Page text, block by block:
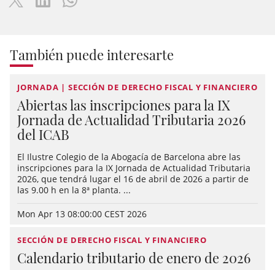
También puede interesarte
JORNADA | SECCIÓN DE DERECHO FISCAL Y FINANCIERO
Abiertas las inscripciones para la IX
Jornada de Actualidad Tributaria 2026
del ICAB
El Ilustre Colegio de la Abogacía de Barcelona abre las
inscripciones para la IX Jornada de Actualidad Tributaria
2026, que tendrá lugar el 16 de abril de 2026 a partir de
las 9.00 h en la 8ª planta. ...
Mon Apr 13 08:00:00 CEST 2026
SECCIÓN DE DERECHO FISCAL Y FINANCIERO
Calendario tributario de enero de 2026